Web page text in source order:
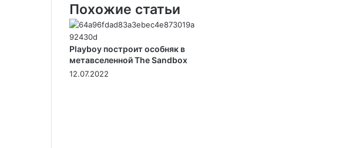
Похожие статьи
Playboy построит особняк в
метавселенной The Sandbox
12.07.2022